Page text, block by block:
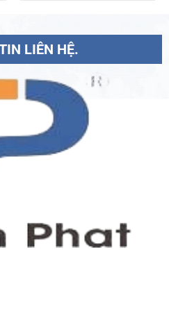
LIÊN HỆ.